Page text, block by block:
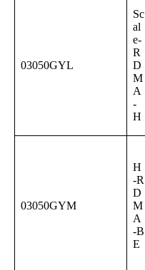
03050GYL
Sc
al
e-
R
D
M
A
-
H
03050GYM
H
-R
D
M
A
-B
E